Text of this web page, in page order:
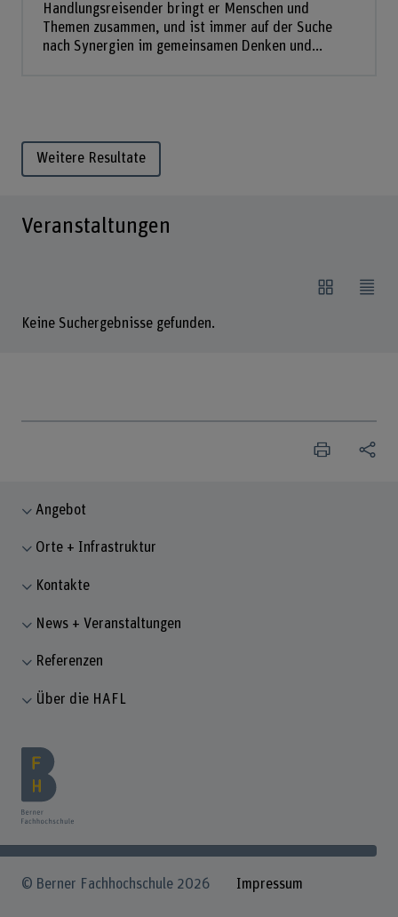
Handlungsreisender bringt er Menschen und
Themen zusammen, und ist immer auf der Suche
nach Synergien im gemeinsamen Denken und...
Weitere Resultate
Veranstaltungen
Keine Suchergebnisse gefunden.
Angebot
Orte + Infrastruktur
Kontakte
News + Veranstaltungen
Referenzen
Über die HAFL
© Berner Fachhochschule 2026 Impressum